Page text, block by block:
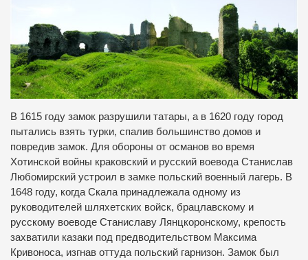
В 1615 году замок разрушили татары, а в 1620 году город
пытались взять турки, спалив большинство домов и
повредив замок. Для обороны от османов во время
Хотинской войны краковский и русский воевода Станислав
Любомирский устроил в замке польский военный лагерь. В
1648 году, когда Скала принадлежала одному из
руководителей шляхетских войск, брацлавскому и
русскому воеводе Станиславу Лянцкоронскому, крепость
захватили казаки под предводительством Максима
Кривоноса, изгнав оттуда польский гарнизон. Замок был